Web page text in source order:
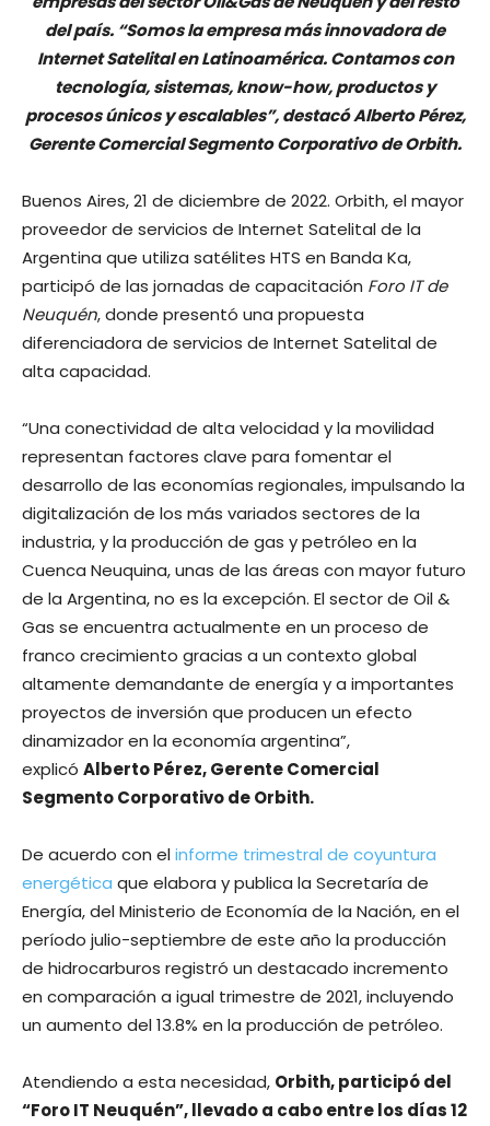
del país. “Somos la empresa más innovadora de
Internet Satelital en Latinoamérica. Contamos con
tecnología, sistemas, know-how, productos y
procesos únicos y escalables”, destacó Alberto Pérez,
Gerente Comercial Segmento Corporativo de Orbith.
Buenos Aires, 21 de diciembre de 2022. Orbith, el mayor
proveedor de servicios de Internet Satelital de la
Argentina que utiliza satélites HTS en Banda Ka,
participó de las jornadas de capacitación Foro IT de
Neuquén, donde presentó una propuesta
diferenciadora de servicios de Internet Satelital de
alta capacidad.
“Una conectividad de alta velocidad y la movilidad
representan factores clave para fomentar el
desarrollo de las economías regionales, impulsando la
digitalización de los más variados sectores de la
industria, y la producción de gas y petróleo en la
Cuenca Neuquina, unas de las áreas con mayor futuro
de la Argentina, no es la excepción. El sector de Oil &
Gas se encuentra actualmente en un proceso de
franco crecimiento gracias a un contexto global
altamente demandante de energía y a importantes
proyectos de inversión que producen un efecto
dinamizador en la economía argentina”,
explicó Alberto Pérez, Gerente Comercial
Segmento Corporativo de Orbith.
De acuerdo con elinforme trimestral de coyuntura
energética que elabora y publica la Secretaría de
Energía, del Ministerio de Economía de la Nación, en el
período julio-septiembre de este año la producción
de hidrocarburos registró un destacado incremento
en comparación a igual trimestre de 2021, incluyendo
un aumento del 13.8% en la producción de petróleo.
Atendiendo a esta necesidad, Orbith, participó del
“Foro IT Neuquén”, llevado a cabo entre los días 12